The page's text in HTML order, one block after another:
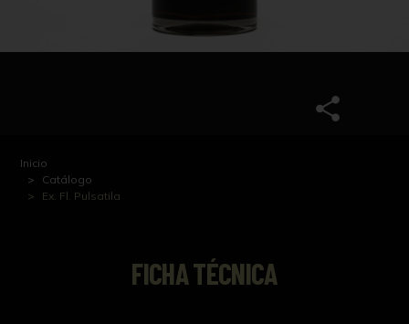
Inicio
Catálogo
Ex. Fl. Pulsatila
FICHA TÉCNICA